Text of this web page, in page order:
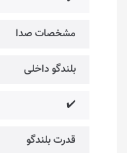
مشخصات صدا
بلندگو داخلی
✔️
قدرت بلندگو